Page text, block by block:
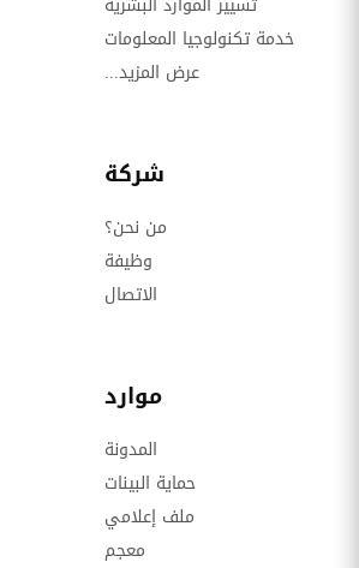
خدمة تكنولوجيا المعلومات
عرض المزيد...
شركة
من نحن؟
وظيفة
الاتصال
موارد
المدونة
حماية البينات
ملف إعلامي
معجم